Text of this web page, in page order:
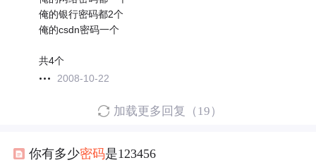
俺的银行密码都2个
俺的csdn密码一个
共4个
2008-10-22
加载更多回复（19）
你有多少密码是123456